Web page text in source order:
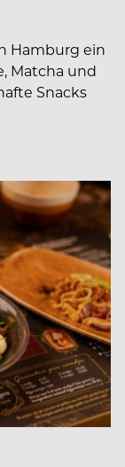
Hamburg ein
Matcha und
Snacks